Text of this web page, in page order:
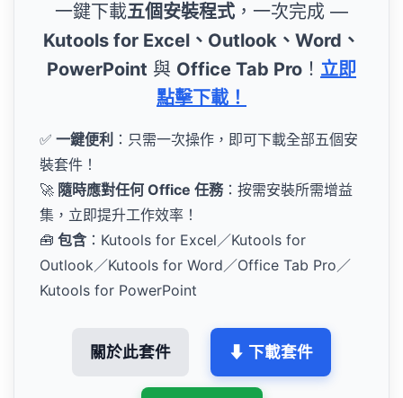
一鍵下載五個安裝程式 ，一次完成 —
Kutools for Excel、Outlook、Word、
PowerPoint 與 Office Tab Pro ！ 立即
點擊下載！
✅ 一鍵便利 ：只需一次操作，即可下載全部五個安
裝套件！
🚀 隨時應對任何 Office 任務：按需安裝所需增益
集，立即提升工作效率！
🧰 包含：Kutools for Excel／Kutools for
Outlook／Kutools for Word／Office Tab Pro／
Kutools for PowerPoint
關於此套件 ⬇ 下載套件